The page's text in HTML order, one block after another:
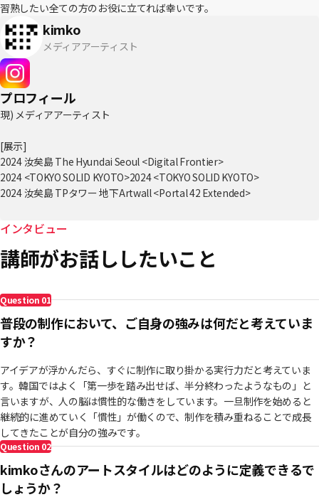
習熟したい全ての方のお役に立てれば幸いです。
kimko
メディアアーティスト
プロフィール
現) メディアアーティスト
[展示]
2024 汝矣島 The Hyundai Seoul <Digital Frontier>
2024 <TOKYO SOLID KYOTO>2024 <TOKYO SOLID KYOTO>
2024 汝矣島 TPタワー 地下Artwall <Portal 42 Extended>
2024 汝矣島 The Hyundai Seoul <Media art gallery>
2023 Weple x MakersPlace コラボレーション展示会 <PHYSITALAND>
2023 S-Factory <The Gateway:Korea> "Evolution of Human &
2023 Crypto Art Seoul X Sandbox <Hardforking Humanity> "Evocation
of harmony"
2023 UncommonGallery <What Dreams May Come> "Evolution of
Human & AI(2023)"
2023 COEX MEGABOX メディアアートディスプレイ "Evolution of
Human & AI(2023)"
2023 大田スカイロード メディアスクリーン "4-Dimensional Piano"
2023 COEX XSPACE <Space Galaxy> "Connecting from nothing"
2023 COEX East gate Lobby <The Palette of Expressions> "輪廻、花"
2023 WEPLE Gallery <"DEEP" 1st Group Exhibition>
2022 Gallery Knot <Between Reality and Imagination>
2022 Collexx Gallery <Rhythmical NFT Club 展>
インタビュー
講師がお話ししたいこと
Question 01
普段の制作において、ご自身の強みは何だと考えていま
すか？
アイデアが浮かんだら、すぐに制作に取り掛かる実行力だと考えていま
す。韓国ではよく「第一歩を踏み出せば、半分終わったようなもの」と
言いますが、人の脳は慣性的な働きをしています。一旦制作を始めると
継続的に進めていく「慣性」が働くので、制作を積み重ねることで成長
してきたことが自分の強みです。
Question 02
kimkoさんのアートスタイルはどのように定義できるで
しょうか？